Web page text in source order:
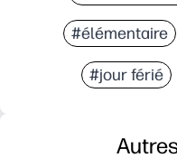
#élémentaire
#jour férié